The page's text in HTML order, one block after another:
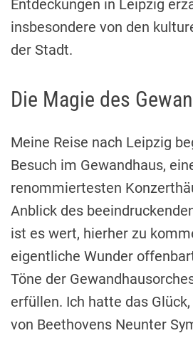
Entdeckungen in Leipzig
insbesondere von den
der Stadt.
Die Magie des
Meine Reise nach Leipzig
Besuch im Gewandhaus,
renommiertesten
Anblick des
ist es wert, hierher zu
eigentliche Wunder
Töne der
erfüllen. Ich hatte das
von Beethovens Neunter